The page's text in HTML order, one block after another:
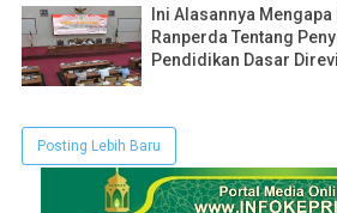
Ini Alasannya
Ranperda Tentang
Pendidikan Dasar
Posting Lebih Baru